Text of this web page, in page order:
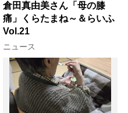
倉田真由美さん「母の膝
痛」くらたまね～＆らいふ
Vol.21
ニュース